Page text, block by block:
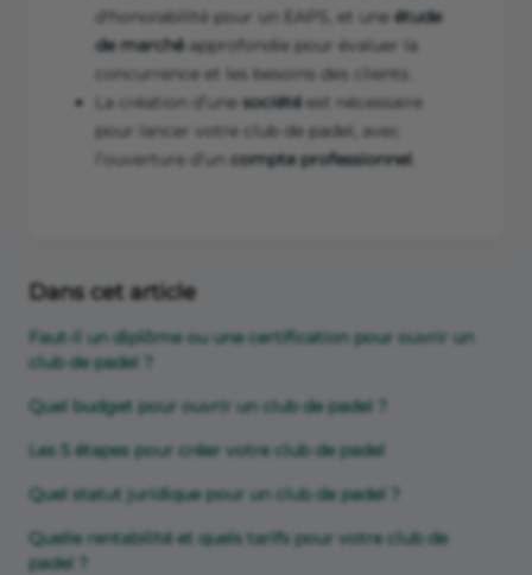
d'honorabilité pour un EAPS, et une étude
de marché approfondie pour évaluer la
concurrence et les besoins des clients.
La création d’une sociétéest nécessaire
pour lancer votre club de padel, avec
l’ouverture d’un compte professionnel
Dans cet article
Faut-il un diplôme ou une certification pour ouvrir un
club de padel ?
Quel budget pour ouvrir un club de padel ?
Les 5 étapes pour créer votre club de padel
Quel statut juridique pour un club de padel ?
Quelle rentabilité et quels tarifs pour votre club de
padel ?